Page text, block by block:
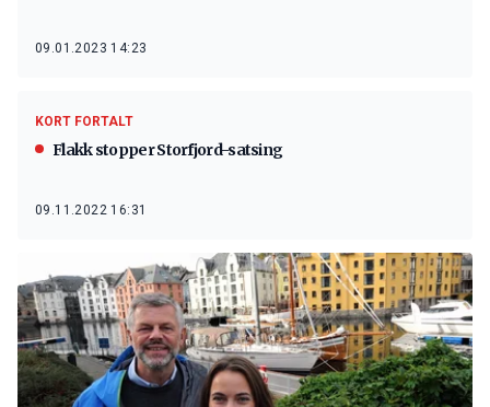
09.01.2023 14:23
KORT FORTALT
Flakk stopper Storfjord-satsing
09.11.2022 16:31